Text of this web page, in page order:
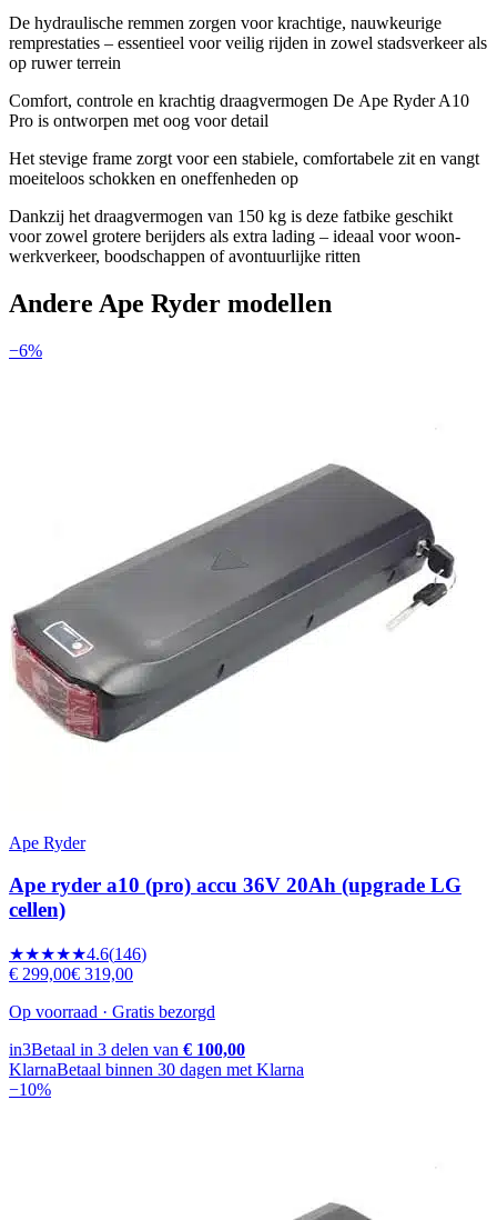
De hydraulische remmen zorgen voor krachtige, nauwkeurige
remprestaties – essentieel voor veilig rijden in zowel stadsverkeer als
op ruwer terrein
Comfort, controle en krachtig draagvermogen De Ape Ryder A10
Pro is ontworpen met oog voor detail
Het stevige frame zorgt voor een stabiele, comfortabele zit en vangt
moeiteloos schokken en oneffenheden op
Dankzij het draagvermogen van 150 kg is deze fatbike geschikt
voor zowel grotere berijders als extra lading – ideaal voor woon-
werkverkeer, boodschappen of avontuurlijke ritten
Andere Ape Ryder modellen
−6%
Ape Ryder
Ape ryder a10 (pro) accu 36V 20Ah (upgrade LG
cellen)
★★★★★4.6(146)
€ 299,00€ 319,00
Op voorraad · Gratis bezorgd
in3Betaal in 3 delen van € 100,00
KlarnaBetaal binnen 30 dagen met Klarna
−10%